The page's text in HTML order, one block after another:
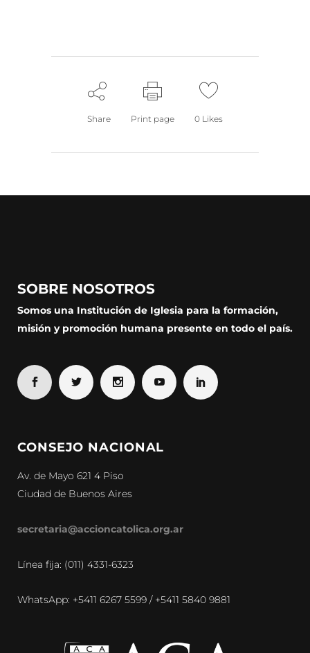
Share Print page 0 Likes
SOBRE NOSOTROS
Somos una Institución de Iglesia para la formación,
misión y promoción humana presente en todo el país.
CONSEJO NACIONAL
Av. de Mayo 621 4 Piso
Ciudad de Buenos Aires
secretaria@accioncatolica.org.ar
Línea fija: (011) 4331-6323
WhatsApp: +5411 6267 5599 / +5411 5840 9881